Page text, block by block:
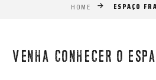
HOME ESPAÇO
VENHA CONHECER O